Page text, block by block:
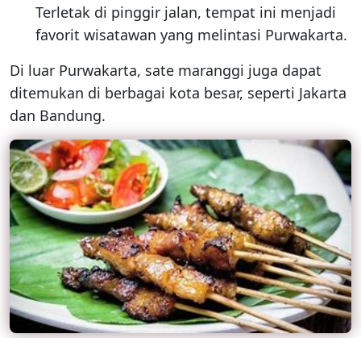
Terletak di pinggir jalan, tempat ini menjadi
favorit wisatawan yang melintasi Purwakarta.
Di luar Purwakarta, sate maranggi juga dapat
ditemukan di berbagai kota besar, seperti Jakarta
dan Bandung.